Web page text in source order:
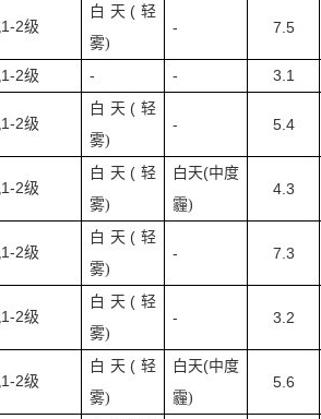
1-2级
白天 ( 轻
雾)
- 7.5
1-2级 - - 3.1
1-2级
白天 ( 轻
雾)
- 5.4
1-2级
白天 ( 轻
雾)
白天(中度
霾)
4.3
1-2级
白天 ( 轻
雾)
- 7.3
1-2级
白天 ( 轻
雾)
- 3.2
1-2级
白天 ( 轻
雾)
白天(中度
霾)
5.6